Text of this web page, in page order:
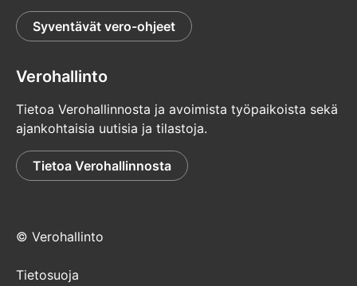
Syventävät vero-ohjeet
Verohallinto
Tietoa Verohallinnosta ja avoimista työpaikoista sekä
ajankohtaisia uutisia ja tilastoja.
Tietoa Verohallinnosta
© Verohallinto
Tietosuoja